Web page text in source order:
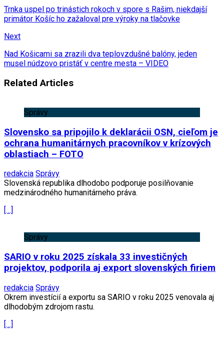
Trnka uspel po trinástich rokoch v spore s Rašim, niekdajší
primátor Košíc ho zažaloval pre výroky na tlačovke
Next
Nad Košicami sa zrazili dva teplovzdušné balóny, jeden
musel núdzovo pristáť v centre mesta – VIDEO
Related Articles
Správy
Slovensko sa pripojilo k deklarácii OSN, cieľom je
ochrana humanitárnych pracovníkov v krízových
oblastiach – FOTO
redakcia Správy
Slovenská republika dlhodobo podporuje posilňovanie
medzinárodného humanitárneho práva.
[…]
Správy
SARIO v roku 2025 získala 33 investičných
projektov, podporila aj export slovenských firiem
redakcia Správy
Okrem investícií a exportu sa SARIO v roku 2025 venovala aj
dlhodobým zdrojom rastu.
[…]